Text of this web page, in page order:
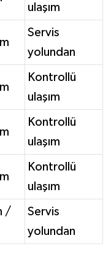
ulaşım
Servis
yolundan
Kontrollü
ulaşım
Kontrollü
ulaşım
Kontrollü
ulaşım
/
Servis
yolundan